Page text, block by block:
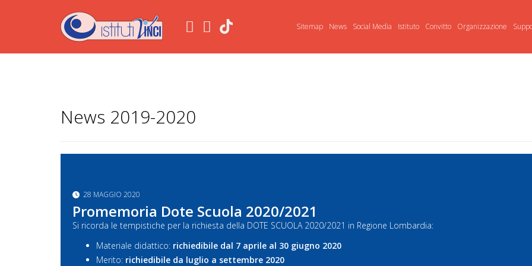
Sitemap News Social Media Istituto Convitto Organizzazione
.
News 2019-2020
28 MAGGIO 2020
Promemoria Dote Scuola 2020/2021
Si ricorda le tempistiche per la richiesta della DOTE SCUOLA 2020/2021 in Regione Lombardia:
Materiale didattico: richiedibile dal 7 aprile al 30 giugno 2020
Merito: richiedibile da luglio a settembre 2020